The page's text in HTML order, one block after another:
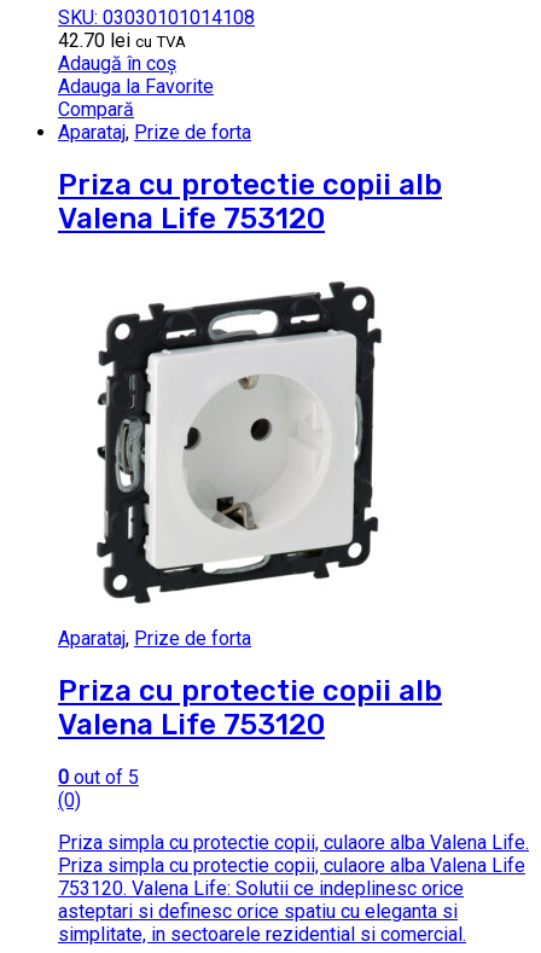
SKU: 03030101014108
42.70 lei cu TVA
Adaugă în coș
Adauga la Favorite
Compară
Aparataj, Prize de forta
Priza cu protectie copii alb
Valena Life 753120
Aparataj, Prize de forta
Priza cu protectie copii alb
Valena Life 753120
0 out of 5
(0)
Priza simpla cu protectie copii, culaore alba Valena Life.
Priza simpla cu protectie copii, culaore alba Valena Life
753120. Valena Life: Solutii ce indeplinesc orice
asteptari si definesc orice spatiu cu eleganta si
simplitate, in sectoarele rezidential si comercial.